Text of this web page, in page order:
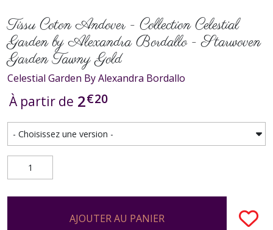
Tissu Coton Andover - Collection Celestial
Garden by Alexandra Bordallo - Starwoven
Garden Tawny Gold
Celestial Garden By Alexandra Bordallo
À partir de 2€20
AJOUTER AU PANIER